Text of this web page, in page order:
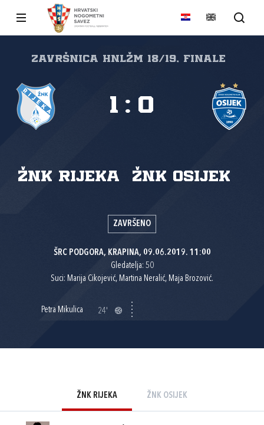
Završnica HNLŽM 18/19, Finale
ŽNK Rijeka ŽNK Osijek
1 : 0
ZAVRŠENO
ŠRC PODGORA, KRAPINA, 09.06.2019. 11:00
Gledatelja: 50
Suci: Marija Cikojević, Martina Neralić, Maja Brozović.
Petra Mikulica 24'
ŽNK RIJEKA ŽNK OSIJEK